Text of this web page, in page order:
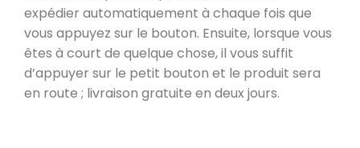
expédier automatiquement à chaque fois que
vous appuyez sur le bouton. Ensuite, lorsque vous
êtes à court de quelque chose, il vous suffit
d’appuyer sur le petit bouton et le produit sera
en route ; livraison gratuite en deux jours.